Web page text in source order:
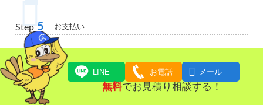
Step 5 お支払い
きます。
LINE お電話  メール
無料でお見積り相談する！